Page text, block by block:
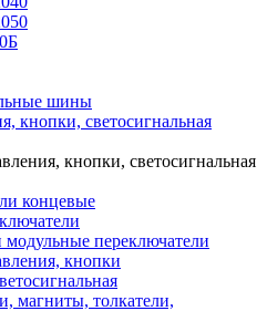
шины
кнопки, светосигнальная
кнопки, светосигнальная
концевые
переключатели
кнопки
магниты, толкатели,